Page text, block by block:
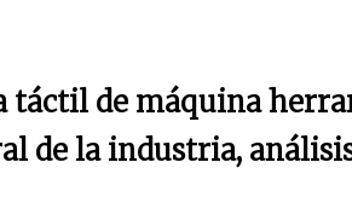
táctil de máquina
de la industria,